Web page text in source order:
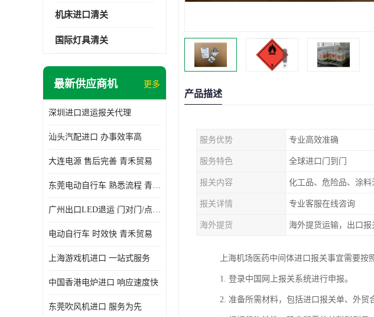
机床进口清关
国际灯具清关
最新供应商机 更多
深圳进口退运报关代理
汕头汽配进口 办事效率高
大连电源 售后完善 青禾贸易
东莞电动自行车 熟悉流程 青禾贸易
广州出口LED退运 门对门/点对点
电动自行车 时效快 青禾贸易
上海游戏机进口 一站式服务
中国香港电炉进口 响应速度快
东莞吹风机进口 服务为先
产品描述
服务优势 专业高效准确
服务特色 全球进口门到门
报关内容 化工品、危险品、涂料
报关详情 专业客服在线咨询
海外提货 海外提货运输，出口报
上海机场医药中间体进口报关事宜需要按
1. 登录中国网上报关系统进行申报。
2. 准备所需材料，包括进口报关单、外贸